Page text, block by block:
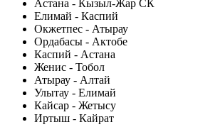
Астана - Кызыл-Жар СК
Елимай - Каспий
Окжетпес - Атырау
Ордабасы - Актобе
Каспий - Астана
Женис - Тобол
Атырау - Алтай
Улытау - Елимай
Кайсар - Жетысу
Иртыш - Кайрат